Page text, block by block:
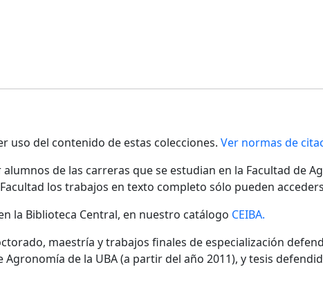
uso del contenido de estas colecciones. Ver normas de
de las carreras que se estudian en la Facultad de
los trabajos en texto completo sólo pueden
la Biblioteca Central, en nuestro catálogo CEIBA.
maestría y trabajos finales de especialización
de la UBA (a partir del año 2011), y tesis